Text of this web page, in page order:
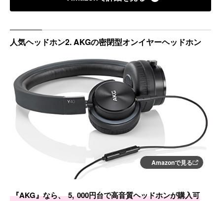
人気ヘッドホン2. AKGの密閉型オンイヤーヘッドホン
Amazonで見る
『AKG』なら、 5, 000円台で高音質ヘッドホンが購入可